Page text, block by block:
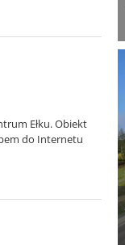
Ełku. Obiekt
do Internetu